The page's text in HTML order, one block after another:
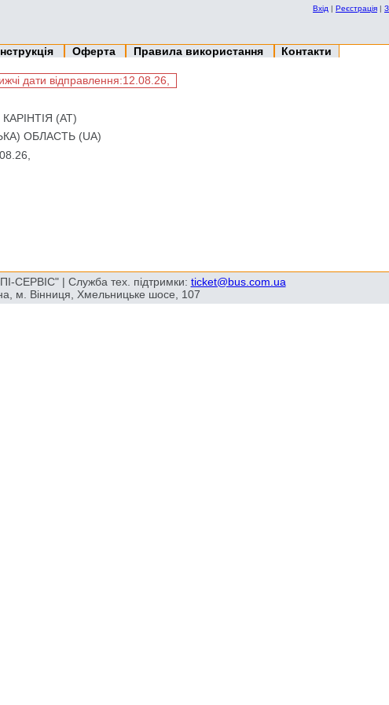
Вхід | Реєстрація |
Оферта Правила використання Контакти
дати відправлення:12.08.26,
(AT)
ОБЛАСТЬ (UA)
СЕРВІС" | Служба тех. підтримки: ticket@bus.com.ua
м. Вінниця, Хмельницьке шосе, 107